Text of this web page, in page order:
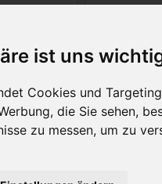
ist uns
Cookies und
die Sie sehen,
zu messen, um zu
Gedankengang des
Gedankengang des
oder Widerspruch